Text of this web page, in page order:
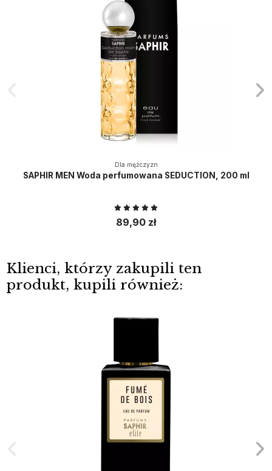
Dla mężczyzn
SAPHIR MEN Woda perfumowana SEDUCTION, 200 ml
89,90 zł
Klienci, którzy zakupili ten
produkt, kupili również: